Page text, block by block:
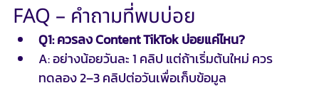
FAQ – คำถามที่พบบ่อย
Q1: ควรลง Content TikTok บ่อยแค่ไหน?
A: อย่างน้อยวันละ 1 คลิป แต่ถ้าเริ่มต้นใหม่ ควร
ทดลอง 2–3 คลิปต่อวันเพื่อเก็บข้อมูล